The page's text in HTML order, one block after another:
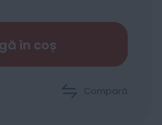
în coș
Compară